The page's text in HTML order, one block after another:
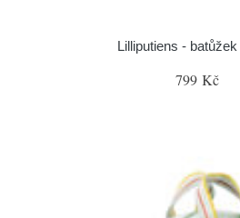
Lilliputiens -
799 Kč